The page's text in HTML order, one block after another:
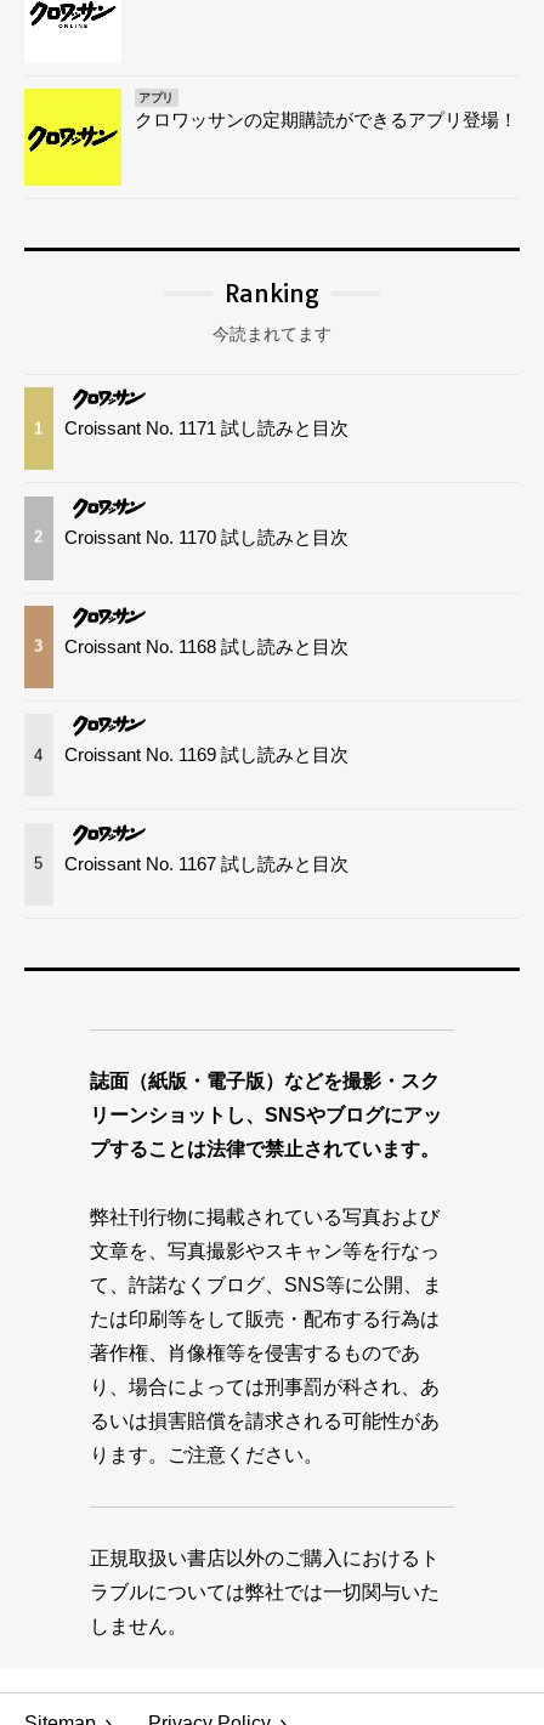
アプリ
クロワッサンの定期購読ができるアプリ登場！
Ranking
今読まれてます
1 Croissant No. 1171 試し読みと目次
2 Croissant No. 1170 試し読みと目次
3 Croissant No. 1168 試し読みと目次
4 Croissant No. 1169 試し読みと目次
5 Croissant No. 1167 試し読みと目次
誌面（紙版・電子版）などを撮影・スク
リーンショットし、SNSやブログにアッ
プすることは法律で禁止されています。
弊社刊行物に掲載されている写真および
文章を、写真撮影やスキャン等を行なっ
て、許諾なくブログ、SNS等に公開、ま
たは印刷等をして販売・配布する行為は
著作権、肖像権等を侵害するものであ
り、場合によっては刑事罰が科され、あ
るいは損害賠償を請求される可能性があ
ります。ご注意ください。
正規取扱い書店以外のご購入におけるト
ラブルについては弊社では一切関与いた
しません。